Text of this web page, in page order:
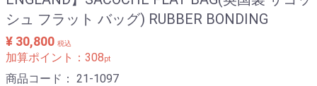
シュ フラット バッグ) RUBBER BONDING
¥ 30,800 税込
加算ポイント： 308pt
商品コード： 21-1097